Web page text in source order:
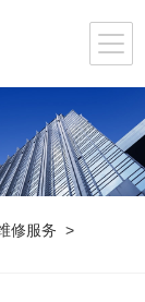
修服务 >